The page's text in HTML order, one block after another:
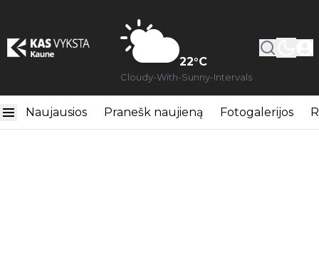
22°C
Cloudy-With-Sunny-Intervals
Naujausios Pranešk naujieną Fotogalerijos